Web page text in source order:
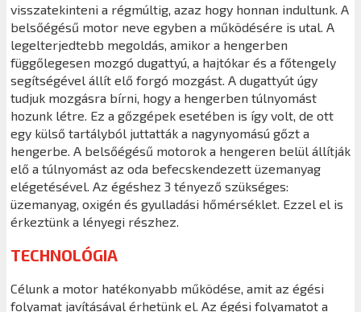
visszatekinteni a régmúltig, azaz hogy honnan indultunk. A
belsőégésű motor neve egyben a működésére is utal. A
legelterjedtebb megoldás, amikor a hengerben
függőlegesen mozgó dugattyú, a hajtókar és a főtengely
segítségével állít elő forgó mozgást. A dugattyút úgy
tudjuk mozgásra bírni, hogy a hengerben túlnyomást
hozunk létre. Ez a gőzgépek esetében is így volt, de ott
egy külső tartályból juttatták a nagynyomású gőzt a
hengerbe. A belsőégésű motorok a hengeren belül állítják
elő a túlnyomást az oda befecskendezett üzemanyag
elégetésével. Az égéshez 3 tényező szükséges:
üzemanyag, oxigén és gyulladási hőmérséklet. Ezzel el is
érkeztünk a lényegi részhez.
TECHNOLÓGIA
Célunk a motor hatékonyabb működése, amit az égési
folyamat javításával érhetünk el. Az égési folyamatot a